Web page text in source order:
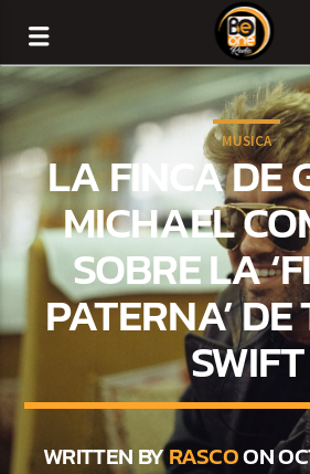
CURRENT TRACK
TITLE
MUSICA
LA FINCA DE
MICHAEL
SOBRE LA
PATERNA’
SWIFT
WRITTEN BYRASCOON